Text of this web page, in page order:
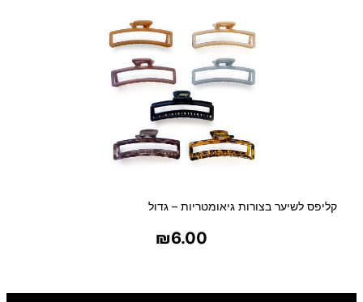
קליפס לשיער בצורות גיאומטריות – גדול
₪6.00